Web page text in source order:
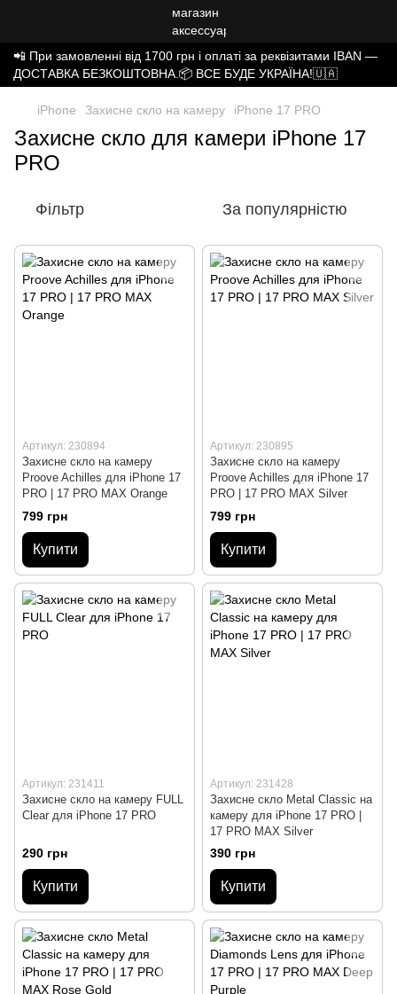
📲 При замовленні від 1700 грн і оплаті за реквізитами IBAN —
ДОСТАВКА БЕЗКОШТОВНА.📦 ВСЕ БУДЕ УКРАЇНА!🇺🇦
iPhone Захисне скло на камеру iPhone 17 PRO
Захисне скло для камери iPhone 17
PRO
Фільтр За популярністю
Артикул: 230894
Захисне скло на камеру
Proove Achilles для iPhone 17
PRO | 17 PRO MAX Orange
799 грн
Купити
Артикул: 230895
Захисне скло на камеру
Proove Achilles для iPhone 17
PRO | 17 PRO MAX Silver
799 грн
Купити
Артикул: 231411
Захисне скло на камеру FULL
Clear для iPhone 17 PRO
290 грн
Купити
Артикул: 231428
Захисне скло Metal Classic на
камеру для iPhone 17 PRO |
17 PRO MAX Silver
390 грн
Купити